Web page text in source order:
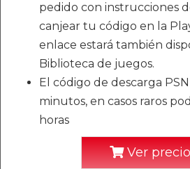
pedido con instrucciones
canjear tu código en la
enlace estará también
Biblioteca de juegos.
El código de descarga
minutos, en casos raros
horas
Ver